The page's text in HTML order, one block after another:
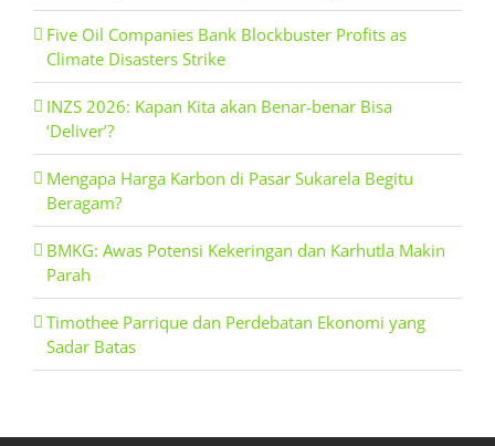
Five Oil Companies Bank Blockbuster Profits as
Climate Disasters Strike
INZS 2026: Kapan Kita akan Benar-benar Bisa
‘Deliver’?
Mengapa Harga Karbon di Pasar Sukarela Begitu
Beragam?
BMKG: Awas Potensi Kekeringan dan Karhutla Makin
Parah
Timothee Parrique dan Perdebatan Ekonomi yang
Sadar Batas